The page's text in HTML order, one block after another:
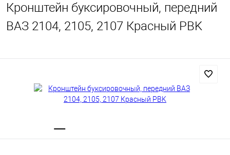
Кронштейн буксировочный, передний
ВАЗ 2104, 2105, 2107 Красный PBK